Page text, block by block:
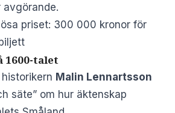
priset: 300 000 kronor för
1600-talet
Malin Lennartsson
säte” om hur äktenskap